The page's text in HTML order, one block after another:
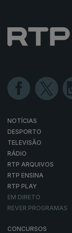
NOTÍCIAS
DESPORTO
TELEVISÃO
RÁDIO
RTP ARQUIVOS
RTP ENSINA
RTP PLAY
EM DIRETO
REVER PROGRAMAS
CONCURSOS